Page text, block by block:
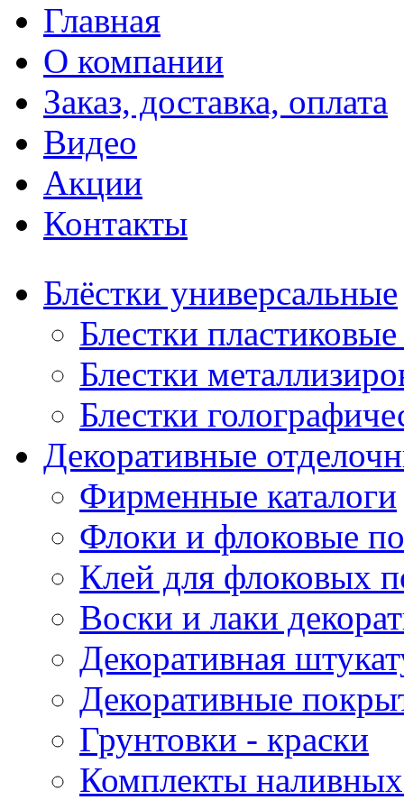
Главная
О компании
Заказ, доставка, оплата
Видео
Акции
Контакты
Блёстки универсальные
Блестки
Блестки
Блестки
Декоративные
Фирменные каталоги
Флоки и флоковые
Клей для флоковых
Воски и лаки
Декоративная
Декоративные
Грунтовки - краски
Комплекты